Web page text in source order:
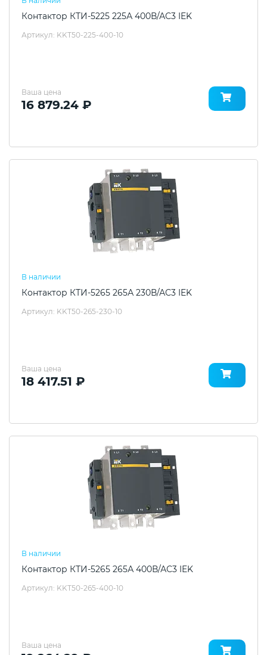
Контактор КТИ-5225 225А 400В/АС3 IEK
Артикул: KKT50-225-400-10
Ваша цена
16 879.24 ₽
В наличии
Контактор КТИ-5265 265А 230В/АС3 IEK
Артикул: KKT50-265-230-10
Ваша цена
18 417.51 ₽
В наличии
Контактор КТИ-5265 265А 400В/АС3 IEK
Артикул: KKT50-265-400-10
Ваша цена